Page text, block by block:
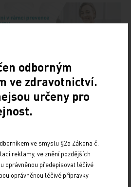
Controversies in Neurology
in Neurology (CONy)
20.–22. března 2025 v Praze.
odborným
ve zdravotnictví.
určeny pro
ve smyslu §2a Zákona č.
reklamy, ve znění pozdějších
oprávněnou předepisovat léčivé
oprávněnou léčivé přípravky